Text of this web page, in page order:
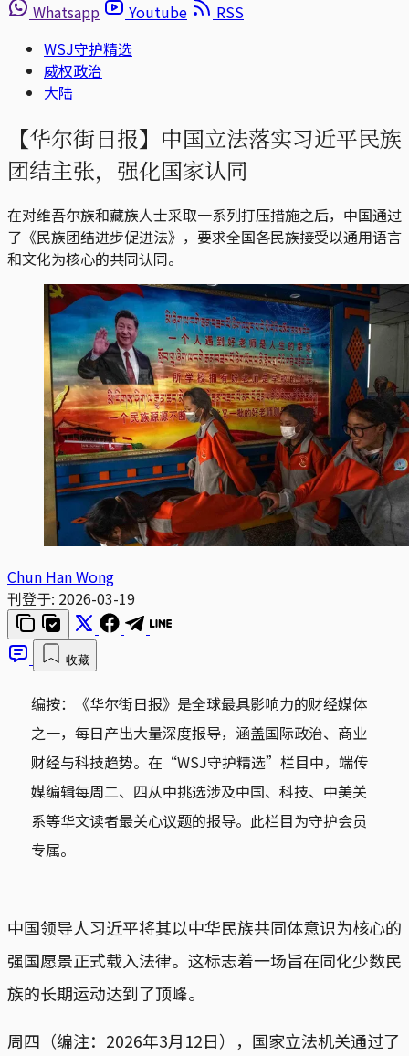
Whatsapp
Youtube
RSS
WSJ守护精选
威权政治
大陆
【华尔街日报】中国立法落实习近平民族
团结主张，强化国家认同
在对维吾尔族和藏族人士采取一系列打压措施之后，中国通过
了《民族团结进步促进法》，要求全国各民族接受以通用语言
和文化为核心的共同认同。
Chun Han Wong
刊登于: 2026-03-19
收藏
编按：《华尔街日报》是全球最具影响力的财经媒体
之一，每日产出大量深度报导，涵盖国际政治、商业
财经与科技趋势。在“WSJ守护精选”栏目中，端传
媒编辑每周二、四从中挑选涉及中国、科技、中美关
系等华文读者最关心议题的报导。此栏目为守护会员
专属。
中国领导人习近平将其以中华民族共同体意识为核心的
强国愿景正式载入法律。这标志着一场旨在同化少数民
族的长期运动达到了顶峰。
周四（编注：2026年3月12日），国家立法机关通过了